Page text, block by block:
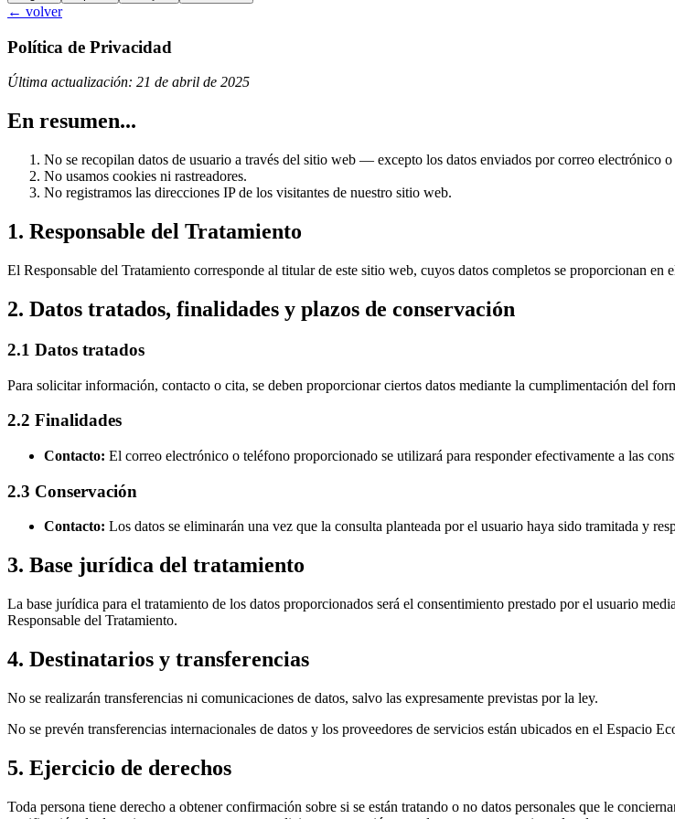
← volver
Política de Privacidad
Última actualización: 21 de abril de 2025
En resumen...
No se recopilan datos de usuario a través del sitio web — excepto los datos enviados por correo electrónico
No usamos cookies ni rastreadores.
No registramos las direcciones IP de los visitantes de nuestro sitio web.
1. Responsable del Tratamiento
El Responsable del Tratamiento corresponde al titular de este sitio web, cuyos datos completos se proporcionan en
2. Datos tratados, finalidades y plazos de conservación
2.1 Datos tratados
Para solicitar información, contacto o cita, se deben proporcionar ciertos datos mediante la cumplimentación del
2.2 Finalidades
Contacto: El correo electrónico o teléfono proporcionado se utilizará para responder efectivamente a las
2.3 Conservación
Contacto: Los datos se eliminarán una vez que la consulta planteada por el usuario haya sido tramitada y
3. Base jurídica del tratamiento
La base jurídica para el tratamiento de los datos proporcionados será el consentimiento prestado por el usuario
Responsable del Tratamiento.
4. Destinatarios y transferencias
No se realizarán transferencias ni comunicaciones de datos, salvo las expresamente previstas por la ley.
No se prevén transferencias internacionales de datos y los proveedores de servicios están ubicados en el Espacio
5. Ejercicio de derechos
Toda persona tiene derecho a obtener confirmación sobre si se están tratando o no datos personales que le